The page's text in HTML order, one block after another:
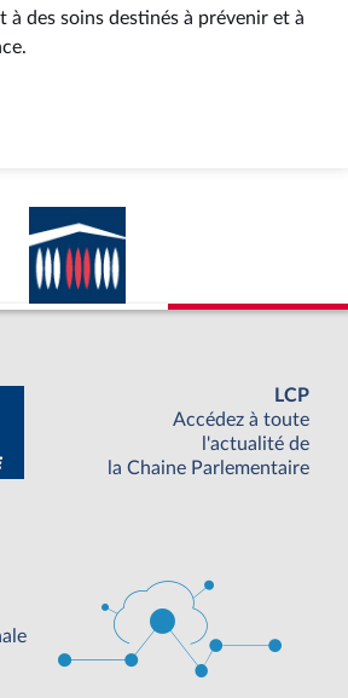
à des soins destinés à prévenir et à
LCP
Accédez à toute
l'actualité de
la Chaine Parlementaire